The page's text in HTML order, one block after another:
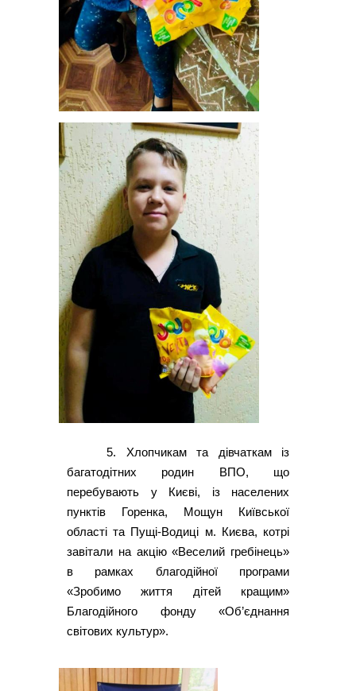
5. Хлопчикам та дівчаткам із
багатодітних родин ВПО, що
перебувають у Києві, із населених
пунктів Горенка, Мощун Київської
області та Пущі-Водиці м. Києва, котрі
завітали на акцію «Веселий гребінець»
в рамках благодійної програми
«Зробимо життя дітей кращим»
Благодійного фонду «Об’єднання
світових культур».